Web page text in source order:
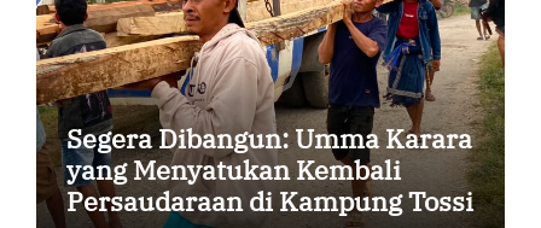
Segera Dibangun: Umma Karara
yang Menyatukan Kembali
Persaudaraan di Kampung Tossi